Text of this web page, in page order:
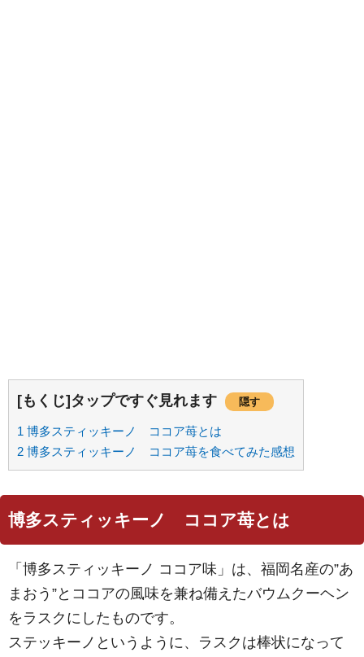
[もくじ]タップですぐ見れます 隠す
1 博多スティッキーノ ココア苺とは
2 博多スティッキーノ ココア苺を食べてみた感想
博多スティッキーノ ココア苺とは
「博多スティッキーノ ココア味」は、福岡名産の”あ
まおう”とココアの風味を兼ね備えたバウムクーヘン
をラスクにしたものです。
ステッキーノというように、ラスクは棒状になって